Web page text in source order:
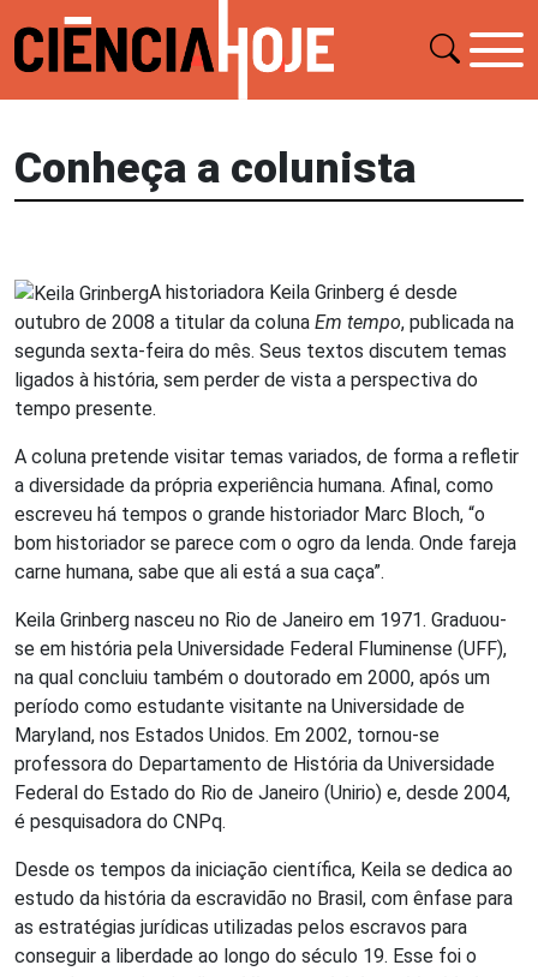
Conheça a colunista
A historiadora Keila Grinberg é desde
outubro de 2008 a titular da coluna Em tempo, publicada na
segunda sexta-feira do mês. Seus textos discutem temas
ligados à história, sem perder de vista a perspectiva do
tempo presente.
A coluna pretende visitar temas variados, de forma a refletir
a diversidade da própria experiência humana. Afinal, como
escreveu há tempos o grande historiador Marc Bloch, “o
bom historiador se parece com o ogro da lenda. Onde fareja
carne humana, sabe que ali está a sua caça”.
Keila Grinberg nasceu no Rio de Janeiro em 1971. Graduou-
se em história pela Universidade Federal Fluminense (UFF),
na qual concluiu também o doutorado em 2000, após um
período como estudante visitante na Universidade de
Maryland, nos Estados Unidos. Em 2002, tornou-se
professora do Departamento de História da Universidade
Federal do Estado do Rio de Janeiro (Unirio) e, desde 2004,
é pesquisadora do CNPq.
Desde os tempos da iniciação científica, Keila se dedica ao
estudo da história da escravidão no Brasil, com ênfase para
as estratégias jurídicas utilizadas pelos escravos para
conseguir a liberdade ao longo do século 19. Esse foi o